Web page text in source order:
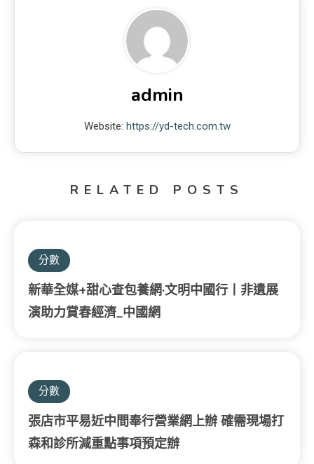
admin
Website: https://yd-tech.com.tw
RELATED POSTS
分數
新華全媒+甜心查包養網·文明中國行丨非遺展
演助力賞春經濟_中國網
分數
張店市平易近中間奉行營業網上辦 確需現場打
森和診所減重點事項預定辦